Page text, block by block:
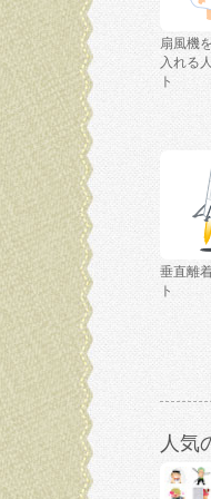
扇風機
入れる
ト
垂直離
ト
人気